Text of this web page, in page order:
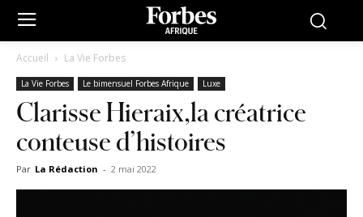
Accueil La Vie Forbes
La Vie Forbes Le bimensuel Forbes Afrique Luxe
Clarisse Hieraix,la créatrice
conteuse d’histoires
Par La Rédaction - 2 mai 2022